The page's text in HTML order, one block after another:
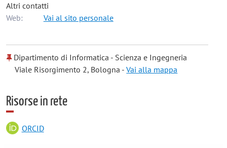
Altri contatti
Web:
Vai al sito personale
Dipartimento di Informatica - Scienza e Ingegneria
Viale Risorgimento 2, Bologna -Vai alla mappa
Risorse in rete
ORCID